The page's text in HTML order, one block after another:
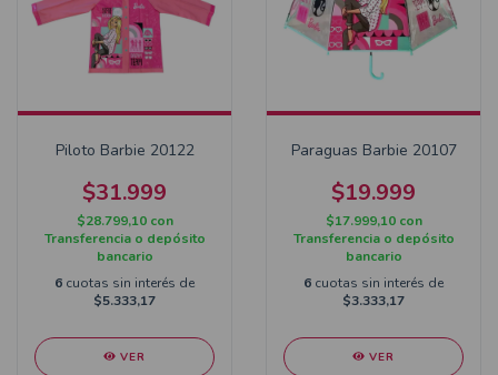
Piloto Barbie 20122
$31.999
$28.799,10 con
Transferencia o depósito
bancario
6 cuotas sin interés de
$5.333,17
VER
Paraguas Barbie 20107
$19.999
$17.999,10 con
Transferencia o depósito
bancario
6 cuotas sin interés de
$3.333,17
VER